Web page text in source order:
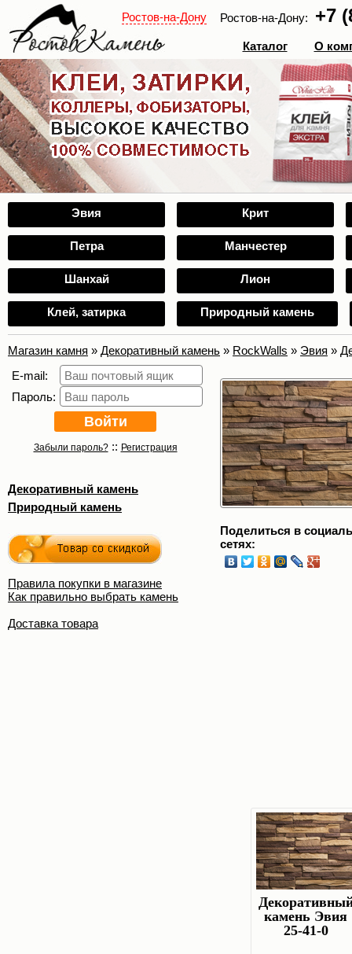
Ростов-на-Дону Ростов-на-Дону: +7
Каталог О
Эвия Крит
Петра Манчестер
Шанхай Лион
Клей, затирка Природный камень
Магазин камня » Декоративный камень » RockWalls » Эвия »
E-mail:
Пароль:
Забыли пароль?:: Регистрация
Декоративный камень
Природный камень
Правила покупки в магазине
Как правильно выбрать камень
Доставка товара
Поделиться в
сетях:
камень Эвия
25-41-0